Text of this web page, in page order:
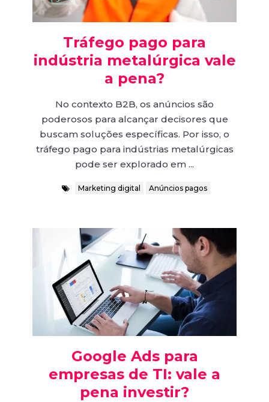
Tráfego pago para
indústria metalúrgica vale
a pena?
No contexto B2B, os anúncios são
poderosos para alcançar decisores que
buscam soluções específicas. Por isso, o
tráfego pago para indústrias metalúrgicas
pode ser explorado em ...
Marketing digital Anúncios pagos
Google Ads para
empresas de TI: vale a
pena investir?